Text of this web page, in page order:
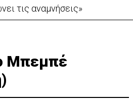
χαρτιά»
Μπεμπέ